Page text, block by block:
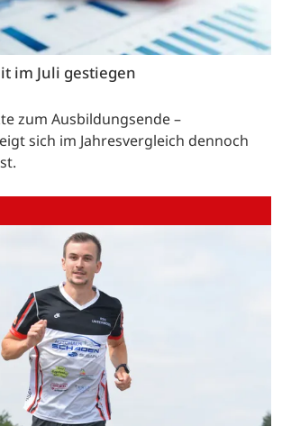
im Juli gestiegen
zum Ausbildungsende –
sich im Jahresvergleich dennoch